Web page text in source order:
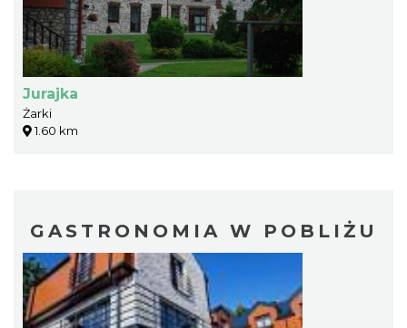
Jurajka
Żarki
1.60 km
GASTRONOMIA W POBLIŻU